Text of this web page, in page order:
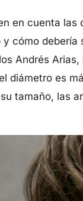
en cuenta
cómo
Andrés
diámetro es
tamaño, las